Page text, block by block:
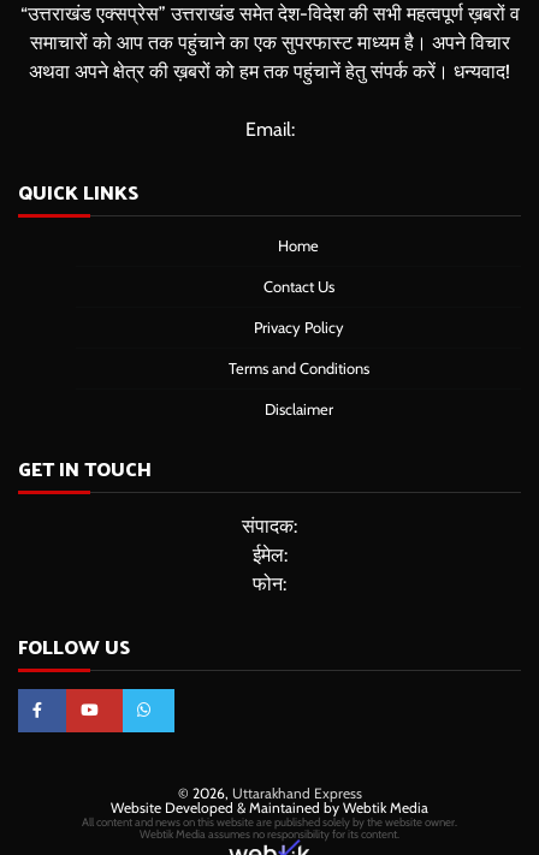
“उत्तराखंड एक्सप्रेस” उत्तराखंड समेत देश-विदेश की सभी महत्वपूर्ण ख़बरों व
समाचारों को आप तक पहुंचाने का एक सुपरफास्ट माध्यम है। अपने विचार
अथवा अपने क्षेत्र की ख़बरों को हम तक पहुंचानें हेतु संपर्क करें। धन्यवाद!
Email:
QUICK LINKS
Home
Contact Us
Privacy Policy
Terms and Conditions
Disclaimer
GET IN TOUCH
संपादक:
ईमेल:
फोन:
FOLLOW US
© 2026, Uttarakhand Express
Website Developed & Maintained by Webtik Media
All content and news on this website are published solely by the website owner.
Webtik Media assumes no responsibility for its content.